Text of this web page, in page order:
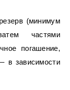
(минимум
частями
погашение,
в зависимости